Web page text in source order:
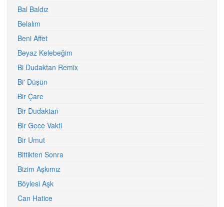
Bal Baldız
Belalım
Beni Affet
Beyaz Kelebeğim
Bi Dudaktan Remix
Bi' Düşün
Bir Çare
Bir Dudaktan
Bir Gece Vakti
Bir Umut
Bittikten Sonra
Bizim Aşkımız
Böylesi Aşk
Can Hatice